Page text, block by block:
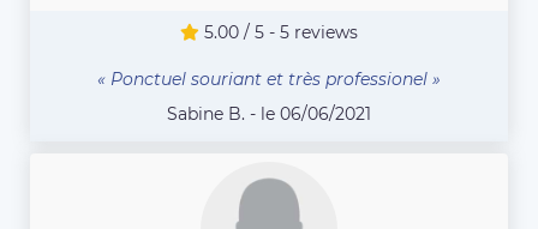
5.00 / 5 - 5 reviews
« Ponctuel souriant et très professionel »
Sabine B. - le 06/06/2021